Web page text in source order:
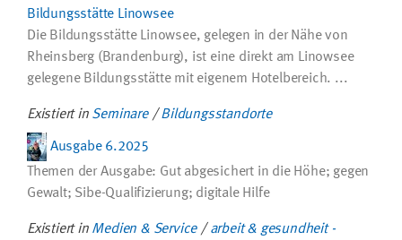
Bildungsstätte Linowsee
Die Bildungsstätte Linowsee, gelegen in der Nähe von
Rheinsberg (Brandenburg), ist eine direkt am Linowsee
gelegene Bildungsstätte mit eigenem Hotelbereich. ...
Existiert in Seminare /Bildungsstandorte
Ausgabe 6.2025
Themen der Ausgabe: Gut abgesichert in die Höhe; gegen
Gewalt; Sibe-Qualifizierung; digitale Hilfe
Existiert in Medien & Service / arbeit & gesundheit -